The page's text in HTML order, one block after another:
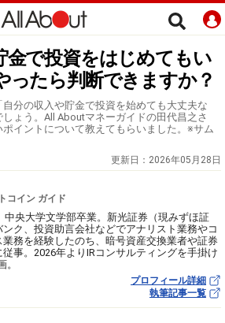
金で投資をはじめてもい
ったら判断できますか？
分の収入や貯金で投資を始めても大丈夫な
ょう。All Aboutマネーガイドの田代昌之さ
イントについて教えてもらいました。※サム
更新日： 2026年05月28日
コイン ガイド
中央大学文学部卒業。新光証券（現みずほ証
ク、投資助言会社などでアナリスト業務やコ
業務を経験したのち、暗号資産交換業者や証券
事。2026年よりIRコンサルティングを手掛け
。
プロフィール詳細
執筆記事一覧